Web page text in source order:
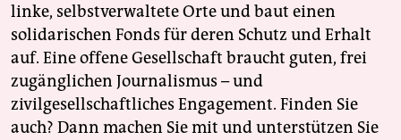
linke, selbstverwaltete Orte und baut einen
solidarischen Fonds für deren Schutz und Erhalt
auf. Eine offene Gesellschaft braucht guten, frei
zugänglichen Journalismus – und
zivilgesellschaftliches Engagement. Finden Sie
auch? Dann machen Sie mit und unterstützen Sie